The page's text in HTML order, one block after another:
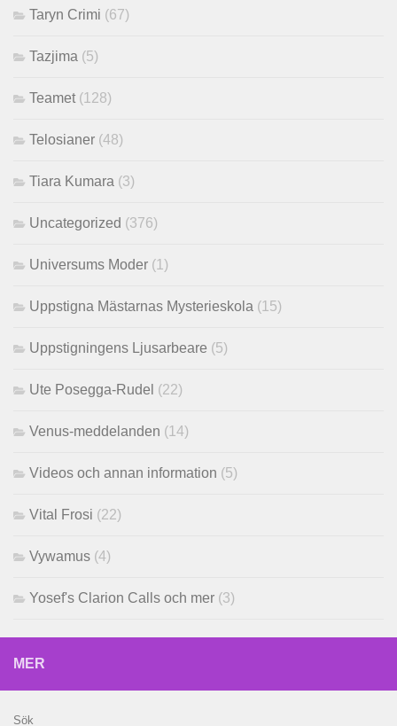
Taryn Crimi (67)
Tazjima (5)
Teamet (128)
Telosianer (48)
Tiara Kumara (3)
Uncategorized (376)
Universums Moder (1)
Uppstigna Mästarnas Mysterieskola (15)
Uppstigningens Ljusarbeare (5)
Ute Posegga-Rudel (22)
Venus-meddelanden (14)
Videos och annan information (5)
Vital Frosi (22)
Vywamus (4)
Yosef's Clarion Calls och mer (3)
MER
Sök